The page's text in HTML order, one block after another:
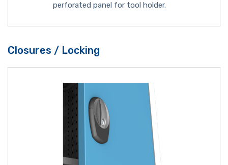
perforated panel for tool holder.
Closures / Locking